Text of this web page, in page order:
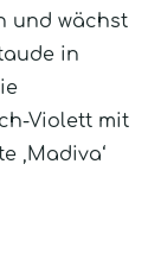
und wächst
in
Violett mit
‚Madiva‘